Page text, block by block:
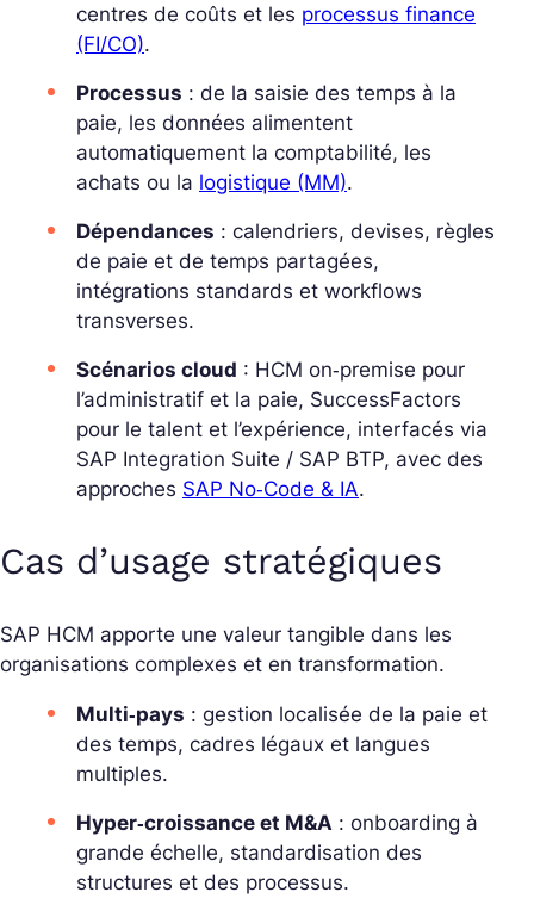
centres de coûts et les processus finance
(FI/CO).
Processus : de la saisie des temps à la
paie, les données alimentent
automatiquement la comptabilité, les
achats ou la logistique (MM).
Dépendances : calendriers, devises, règles
de paie et de temps partagées,
intégrations standards et workflows
transverses.
Scénarios cloud : HCM on‑premise pour
l’administratif et la paie, SuccessFactors
pour le talent et l’expérience, interfacés via
SAP Integration Suite / SAP BTP, avec des
approches SAP No‑Code & IA.
Cas d’usage stratégiques
SAP HCM apporte une valeur tangible dans les
organisations complexes et en transformation.
Multi‑pays : gestion localisée de la paie et
des temps, cadres légaux et langues
multiples.
Hyper‑croissance et M&A : onboarding à
grande échelle, standardisation des
structures et des processus.